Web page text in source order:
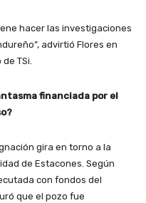
hacer las investigaciones
advirtió Flores en
TSi.
financiada por el
gira en torno a la
de Estacones. Según
con fondos del
que el pozo fue